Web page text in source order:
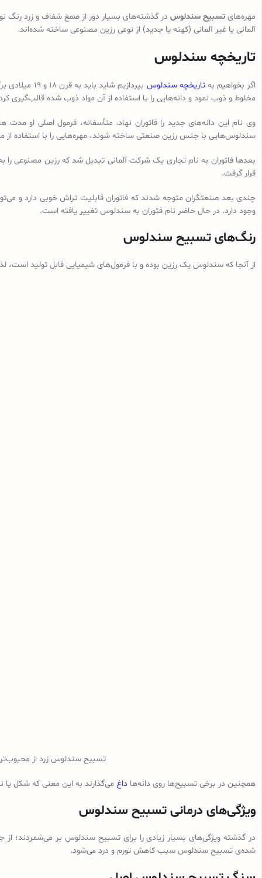
مهره‌های تسبیح سندلوس در گذشته‌های بسیار دور از صمغ شفاف و زرد رنگ
آلمانی یا غیر آلمانی (کهنه یا جدید) از نوعی رزین مصنوعی ساخته شده‌اند.
تاریخچه سندلوس
اگر بخواهیم بهتاریخچه سندلوس
بپردازیم
مخلوط و ذوب نمود و دانه‌هایی را با استفاده از آن مواد ذوب شده قالب‌گیری
وی نام این دانه‌های جدید را فاتوران نهاد. متأسفانه، فرمول اصلی او
سندلوس‌هایی با جنس رزین صنعتی ساخته شوند، مهره‌هایی را با استفاده از
بعدها فاتوران به نام تجاری یک شرکت آلمانی تبدیل شد که رزین مصنوعی
قرار گرفت.
چندی بعد صنعتگران متوجه شدند که فاتوران قابلیت تراش خوبی دارد و
وجود دارد. در حال حاضر نام فتوران به سندلوس تغییر یافته است.
رنگ‌های تسبیح سندلوس
از آنجا که سندلوس یک رزین بوده و با فرمول‌های شیمیایی قابل تولید
تسبیح سندلوس زرد از
همچنین در برخی تسبیح‌ها روی دانه‌ها داغ می‌گذارند به این معنی که شکل
ویژگی‌های درمانی تسبیح سندلوس
در گذشته ویژگی‌های بسیار زیادی را برای تسبیح سندلوس بر می‌شمردند؛
شده‌ی تسبیح سندلوس سبب کاهش تورم و درد می‌شود.